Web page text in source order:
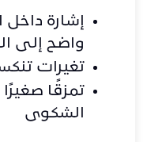
إشارة
واضح إلى
تغيرات
تمزقًا
الشكوى